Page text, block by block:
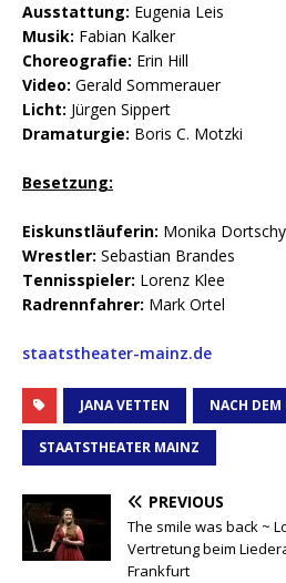
Ausstattung: Eugenia Leis
Musik: Fabian Kalker
Choreografie: Erin Hill
Video: Gerald Sommerauer
Licht: Jürgen Sippert
Dramaturgie: Boris C. Motzki
Besetzung:
Eiskunstläuferin: Monika Dortschy
Wrestler: Sebastian Brandes
Tennisspieler: Lorenz Klee
Radrennfahrer: Mark Ortel
staatstheater-mainz.de
JANA VETTEN NACH DEM
STAATSTHEATER MAINZ
PREVIOUS
The smile was back ~
Vertretung beim
Frankfurt